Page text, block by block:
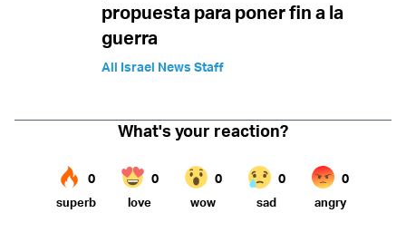
propuesta para poner fin a la
guerra
All Israel News Staff